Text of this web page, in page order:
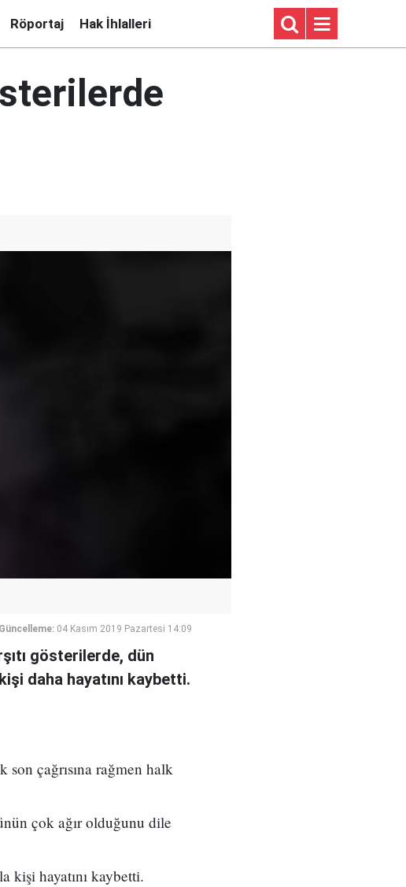
Röportaj Hak İhlalleri
Güncelleme: 04 Kasım 2019 Pazartesi 14:09
gösterilerde, dün
daha hayatını kaybetti.
çağrısına rağmen halk
çok ağır olduğunu dile
kişi hayatını kaybetti.